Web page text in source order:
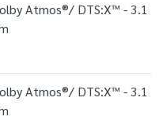
Atmos®/ DTS:X™ - 3.1
Atmos®/ DTS:X™ - 3.1